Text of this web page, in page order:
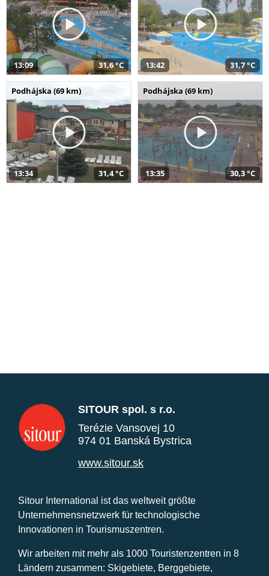
13:09 31,6 °C 13:42 31,7 °C
Podhájska (69 km)
13:34 31,4 °C
Podhájska (69 km)
13:35 30,3 °C
SITOUR spol. s r.o.
Terézie Vansovej 10
974 01 Banská Bystrica
www.sitour.sk
Sitour International ist das weltweit größte
Unternehmensnetzwerk für technologische
Innovationen in Tourismuszentren.
Wir arbeiten mit mehr als 1000 Touristenzentren in 8
Ländern zusammen: Skigebiete, Berggebiete,